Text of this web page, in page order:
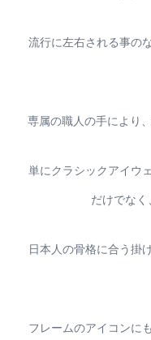
流行に左右される事の
専属の職人の手により
単にクラシックアイウ
だけでなく
日本人の骨格に合う掛
フレームのアイコンに